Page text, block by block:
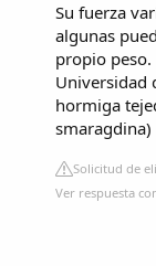
Su fuerza
algunas
propio
Universidad
hormiga
smaragdina)
Solicitud de
Ver respuesta